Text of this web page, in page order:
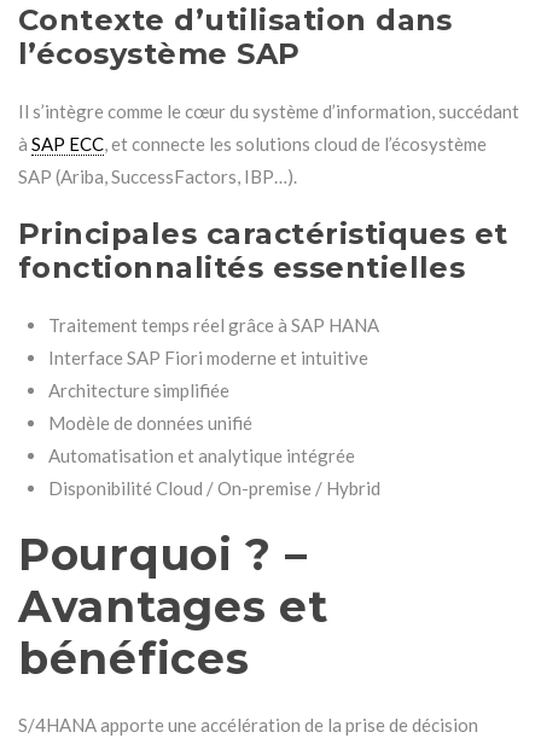
Contexte d’utilisation dans
l’écosystème SAP
Il s’intègre comme le cœur du système d’information, succédant
à SAP ECC , et connecte les solutions cloud de l’écosystème
SAP (Ariba, SuccessFactors, IBP…).
Principales caractéristiques et
fonctionnalités essentielles
Traitement temps réel grâce à SAP HANA
Interface SAP Fiori moderne et intuitive
Architecture simplifiée
Modèle de données unifié
Automatisation et analytique intégrée
Disponibilité Cloud / On-premise / Hybrid
Pourquoi ? –
Avantages et
bénéfices
S/4HANA apporte une accélération de la prise de décision